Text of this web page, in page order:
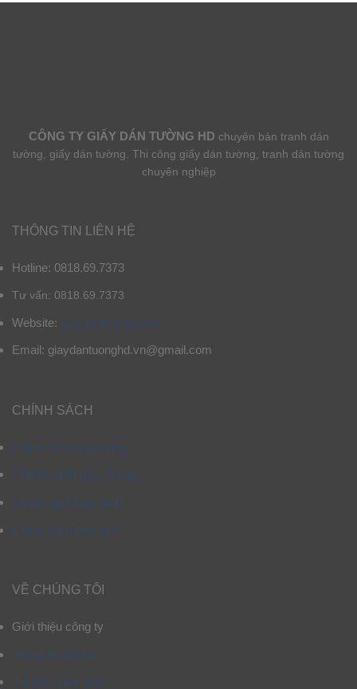
CÔNG TY GIẤY DÁN TƯỜNG HD chuyên bán tranh dán
tường, giấy dán tường. Thi công giấy dán tường, tranh dán tường
chuyên nghiệp
THÔNG TIN LIÊN HỆ
Hotline: 0818.69.7373
Tư vấn: 0818.69.7373
Website: giaydantuonghd.vn
Email: giaydantuonghd.vn@gmail.com
CHÍNH SÁCH
Chính sách mua hàng
Chính sách giao hàng
Chính sách bảo hành
Chính sách bảo mật
VỀ CHÚNG TÔI
Giới thiệu công ty
Thông tin liên hệ
Tư vấn chọn mẫu